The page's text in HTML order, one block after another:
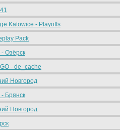
Katowice - Playoffs
Pack
- Озёрск
- de_cache
Новгород
- Брянск
Новгород